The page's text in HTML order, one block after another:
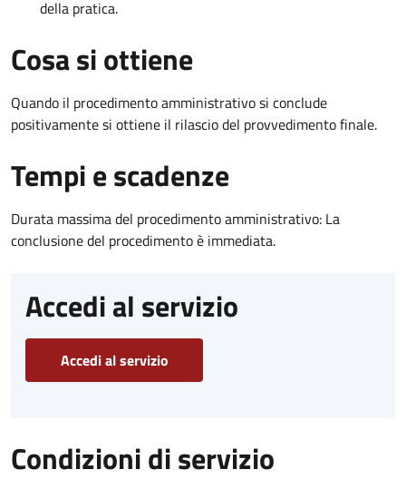
della pratica.
Cosa si ottiene
Quando il procedimento amministrativo si conclude
positivamente si ottiene il rilascio del provvedimento finale.
Tempi e scadenze
Durata massima del procedimento amministrativo: La
conclusione del procedimento è immediata.
Accedi al servizio
Accedi al servizio
Condizioni di servizio